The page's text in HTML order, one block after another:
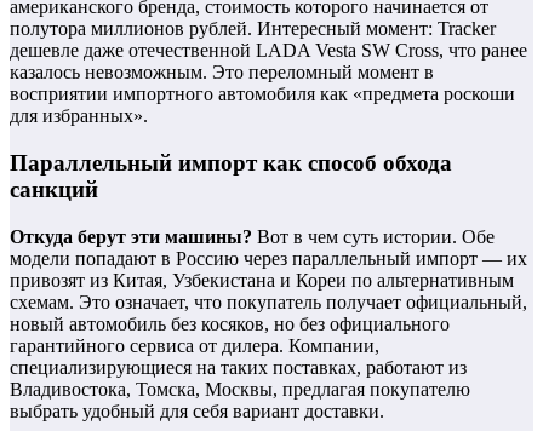
американского бренда, стоимость которого начинается от
полутора миллионов рублей. Интересный момент: Tracker
дешевле даже отечественной LADA Vesta SW Cross, что ранее
казалось невозможным. Это переломный момент в
восприятии импортного автомобиля как «предмета роскоши
для избранных».
Параллельный импорт как способ обхода
санкций
Откуда берут эти машины? Вот в чем суть истории. Обе
модели попадают в Россию через параллельный импорт — их
привозят из Китая, Узбекистана и Кореи по альтернативным
схемам. Это означает, что покупатель получает официальный,
новый автомобиль без косяков, но без официального
гарантийного сервиса от дилера. Компании,
специализирующиеся на таких поставках, работают из
Владивостока, Томска, Москвы, предлагая покупателю
выбрать удобный для себя вариант доставки.